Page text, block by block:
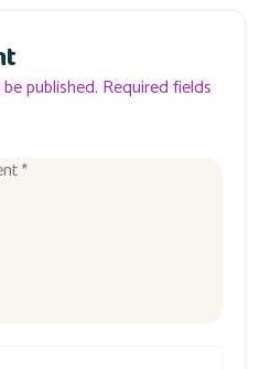
published. Required fields